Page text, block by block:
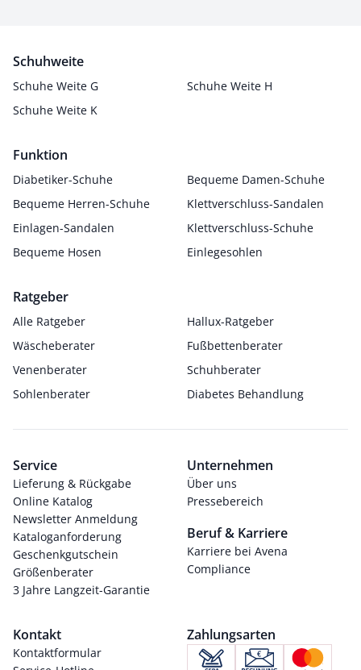
Schuhweite
Schuhe Weite G
Schuhe Weite H
Schuhe Weite K
Funktion
Diabetiker-Schuhe
Bequeme Damen-Schuhe
Bequeme Herren-Schuhe
Klettverschluss-Sandalen
Einlagen-Sandalen
Klettverschluss-Schuhe
Bequeme Hosen
Einlegesohlen
Ratgeber
Alle Ratgeber
Hallux-Ratgeber
Wäscheberater
Fußbettenberater
Venenberater
Schuhberater
Sohlenberater
Diabetes Behandlung
Service
Lieferung & Rückgabe
Online Katalog
Newsletter Anmeldung
Kataloganforderung
Geschenkgutschein
Größenberater
3 Jahre Langzeit-Garantie
Unternehmen
Über uns
Pressebereich
Beruf & Karriere
Karriere bei Avena
Compliance
Kontakt
Kontaktformular
Zahlungsarten